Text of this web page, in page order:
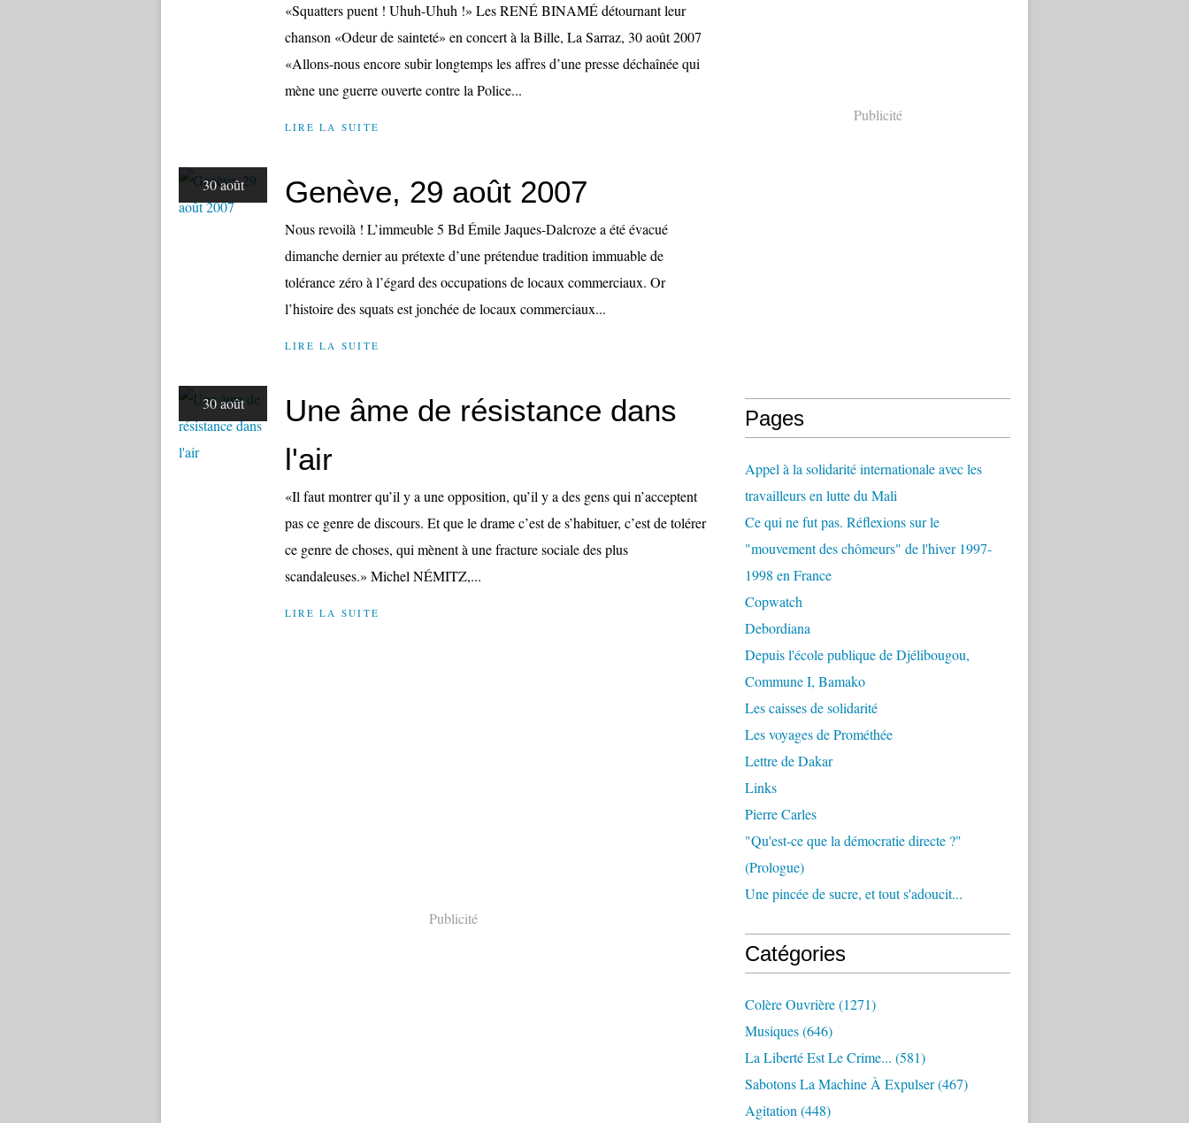
«Squatters puent ! Uhuh-Uhuh !» Les RENÉ BINAMÉ détournant leur
chanson «Odeur de sainteté» en concert à la Bille, La Sarraz, 30 août 2007
«Allons-nous encore subir longtemps les affres d’une presse déchaînée qui
mène une guerre ouverte contre la Police...
LIRE LA SUITE
30 août Genève, 29 août 2007
Nous revoilà ! L’immeuble 5 Bd Émile Jaques-Dalcroze a été évacué
dimanche dernier au prétexte d’une prétendue tradition immuable de
tolérance zéro à l’égard des occupations de locaux commerciaux. Or
l’histoire des squats est jonchée de locaux commerciaux...
LIRE LA SUITE
30 août
Une âme de résistance dans
l'air
«Il faut montrer qu’il y a une opposition, qu’il y a des gens qui n’acceptent
pas ce genre de discours. Et que le drame c’est de s’habituer, c’est de tolérer
ce genre de choses, qui mènent à une fracture sociale des plus
scandaleuses.» Michel NÉMITZ,...
LIRE LA SUITE
Publicité
Publicité
Pages
Appel à la solidarité internationale avec les
travailleurs en lutte du Mali
Ce qui ne fut pas. Réflexions sur le
"mouvement des chômeurs" de l'hiver 1997-
1998 en France
Copwatch
Debordiana
Depuis l'école publique de Djélibougou,
Commune I, Bamako
Les caisses de solidarité
Les voyages de Prométhée
Lettre de Dakar
Links
Pierre Carles
"Qu'est-ce que la démocratie directe ?"
(Prologue)
Une pincée de sucre, et tout s'adoucit...
Catégories
Colère Ouvrière(1271)
Musiques(646)
La Liberté Est Le Crime... (581)
Sabotons La Machine À Expulser(467)
Agitation (448)